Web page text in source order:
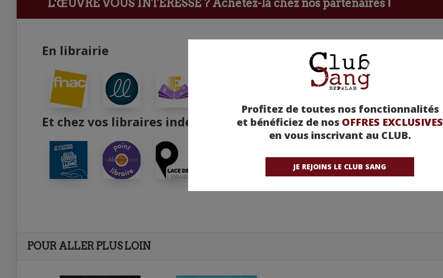
Profitez de toutes nos fonctionnalités
et bénéficiez de nos OFFRES EXCLUSIVES
en vous inscrivant au CLUB.
JE REJOINS LE CLUB SANG
L'ŒUVRE VOUS INTÉRESSE ? Achetez-la chez nos partenaires !
En librairie
Et chez vos libraires indépendants
POUR ALLER PLUS LOIN